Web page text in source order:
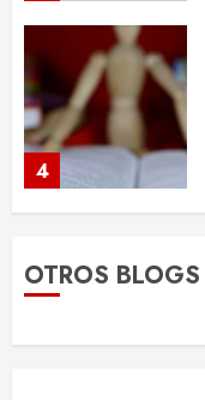
4
OTROS BLOGS